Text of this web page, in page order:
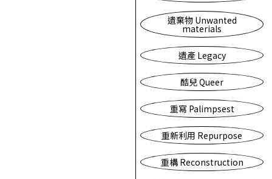
遺棄物 Unwanted
materials
遺產 Legacy
酷兒 Queer
重寫 Palimpsest
重新利用 Repurpose
重構 Reconstruction